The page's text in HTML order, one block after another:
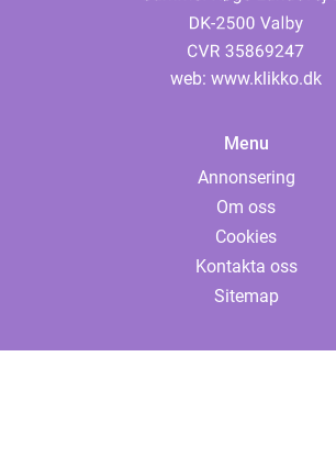
web: www.klikko.dk
Menu
Annonsering
Om oss
Cookies
Kontakta oss
Sitemap